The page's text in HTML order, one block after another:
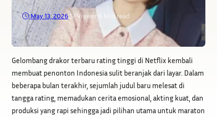
May 13, 2026•12 Viewer• 6 Min read
Gelombang drakor terbaru rating tinggi di Netflix kembali
membuat penonton Indonesia sulit beranjak dari layar. Dalam
beberapa bulan terakhir, sejumlah judul baru melesat di
tangga rating, memadukan cerita emosional, akting kuat, dan
produksi yang rapi sehingga jadi pilihan utama untuk maraton